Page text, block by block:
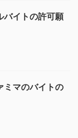
バイトの許可願
ミマのバイトの